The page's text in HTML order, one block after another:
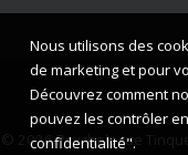
© 2026 Psychologue
Nous utilisons des
de marketing et pour
Découvrez comment
pouvez les contrôler
confidentialité".